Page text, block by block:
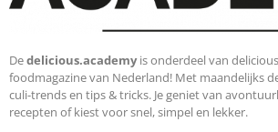
Dedelicious.academyis onderdeel van
foodmagazine van Nederland! Met maandelijks
culi-trends en tips & tricks. Je geniet van
recepten of kiest voor snel, simpel en lekker.